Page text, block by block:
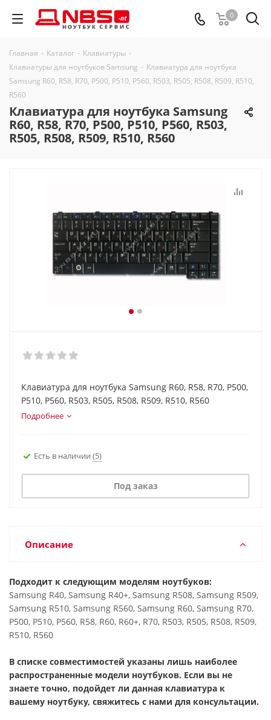
0
Главная - Каталог - Клавиатуры -
Клавиатуры для ноутбуков Samsung - Клавиатура для ноутбука
Samsung R60, R58, R70, P500, P510, P560, R503, R505, R508, R509, R510,
R560
Клавиатура для ноутбука Samsung
R60, R58, R70, P500, P510, P560, R503,
R505, R508, R509, R510, R560
Клавиатура для ноутбука Samsung R60, R58, R70, P500,
P510, P560, R503, R505, R508, R509, R510, R560
Подробнее
Есть в наличии (5)
Под заказ
Описание
Подходит к следующим моделям ноутбуков:
Samsung R40, Samsung R40+, Samsung R508, Samsung R509,
Samsung R510, Samsung R560, Samsung R60, Samsung R70,
P500, P510, P560, R58, R60, R60+, R70, R503, R505, R508, R509,
R510, R560
В списке совместимостей указаны лишь наиболее
распространенные модели ноутбуков. Если вы не
знаете точно, подойдет ли данная клавиатура к
вашему ноутбуку, свяжитесь с нами для консультации.